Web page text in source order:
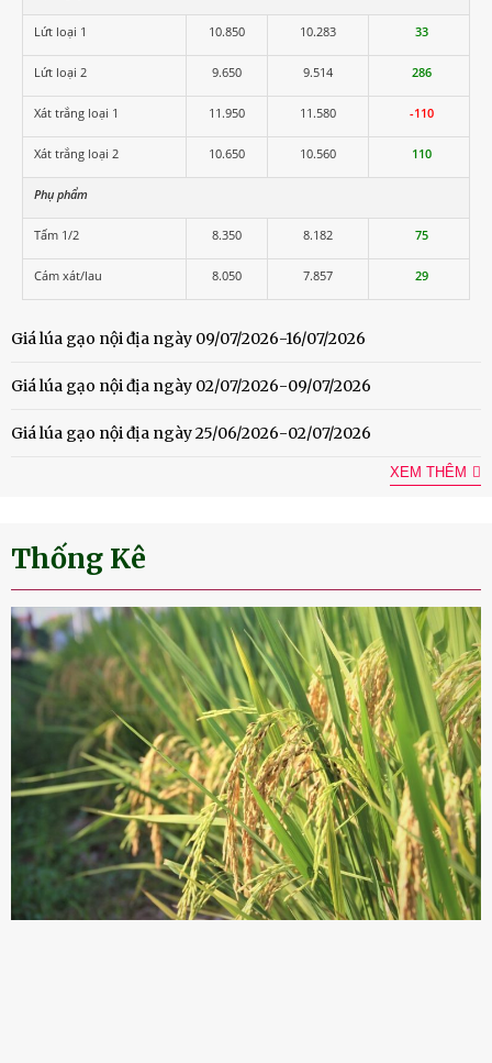
Lứt loại 1 10.850 10.283 33
Lứt loại 2 9.650 9.514 286
Xát trắng loại 1 11.950 11.580 -110
Xát trắng loại 2 10.650 10.560 110
Phụ phẩm
Tấm 1/2 8.350 8.182 75
Cám xát/lau 8.050 7.857 29
Giá lúa gạo nội địa ngày 09/07/2026-16/07/2026
Giá lúa gạo nội địa ngày 02/07/2026-09/07/2026
Giá lúa gạo nội địa ngày 25/06/2026-02/07/2026
XEM THÊM
Thống Kê